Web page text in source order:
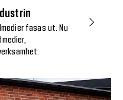
fasas ut. Nu